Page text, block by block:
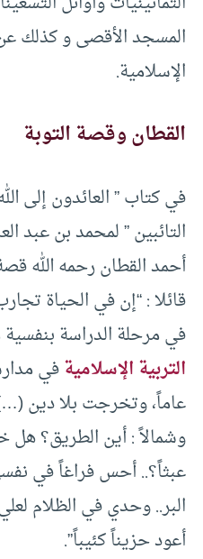
المسجد الأقصى و كذلك
الإسلامية.
القطان وقصة التوبة
في كتاب ” العائدون
التائبين ” لمحمد بن عبد
أحمد القطان رحمه الله
قائلا : “إن في الحياة
في مرحلة الدراسة
التربية الإسلاميةفي
عاماً، وتخرجت بلا دين
وشمالاً : أين الطريق؟ هل
عبثاً؟.. أحس فراغاً في
البر.. وحدي في الظلام
أعود حزيناً كئيباً”.